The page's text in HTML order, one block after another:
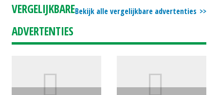
Bekijk alle vergelijkbare advertenties
VERGELIJKBARE
ADVERTENTIES